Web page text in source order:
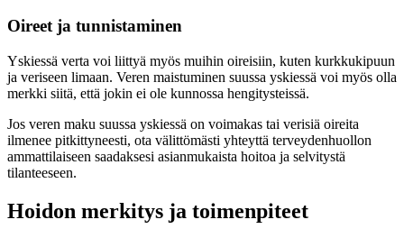
Oireet ja tunnistaminen
Yskiessä verta voi liittyä myös muihin oireisiin, kuten kurkkukipuun
ja veriseen limaan. Veren maistuminen suussa yskiessä voi myös olla
merkki siitä, että jokin ei ole kunnossa hengitysteissä.
Jos veren maku suussa yskiessä on voimakas tai verisiä oireita
ilmenee pitkittyneesti, ota välittömästi yhteyttä terveydenhuollon
ammattilaiseen saadaksesi asianmukaista hoitoa ja selvitystä
tilanteeseen.
Hoidon merkitys ja toimenpiteet